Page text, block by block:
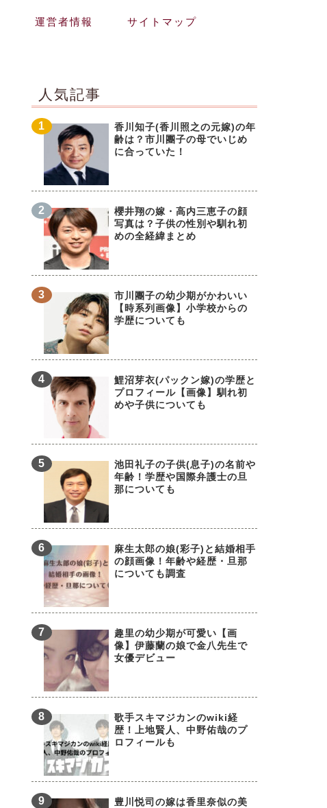
運営者情報 サイトマップ
人気記事
香川知子(香川照之の元嫁)の年
齢は？市川團子の母でいじめ
に合っていた！
櫻井翔の嫁・高内三恵子の顔
写真は？子供の性別や馴れ初
めの全経緯まとめ
市川團子の幼少期がかわいい
【時系列画像】小学校からの
学歴についても
鯉沼芽衣(パックン嫁)の学歴と
プロフィール【画像】馴れ初
めや子供についても
池田礼子の子供(息子)の名前や
年齢！学歴や国際弁護士の旦
那についても
麻生太郎の娘(彩子)と結婚相手
の顔画像！年齢や経歴・旦那
についても調査
趣里の幼少期が可愛い【画
像】伊藤蘭の娘で金八先生で
女優デビュー
歌手スキマジカンのwiki経
歴！上地賢人、中野佑哉のプ
ロフィールも
豊川悦司の嫁は香里奈似の美